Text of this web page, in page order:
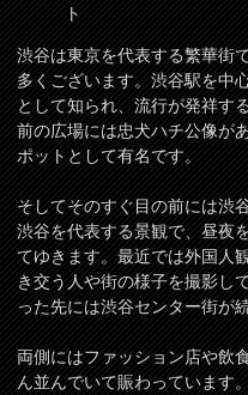
ト
渋谷は東京を代表する繁華街
多くございます。渋谷駅を中
として知られ、流行が発祥す
前の広場には忠犬ハチ公像が
ポットとして有名です。
そしてそのすぐ目の前には渋
渋谷を代表する景観で、昼夜
てゆきます。最近では外国人
き交う人や街の様子を撮影し
った先には渋谷センター街が
両側にはファッション店や飲
ん並んでいて賑わっています